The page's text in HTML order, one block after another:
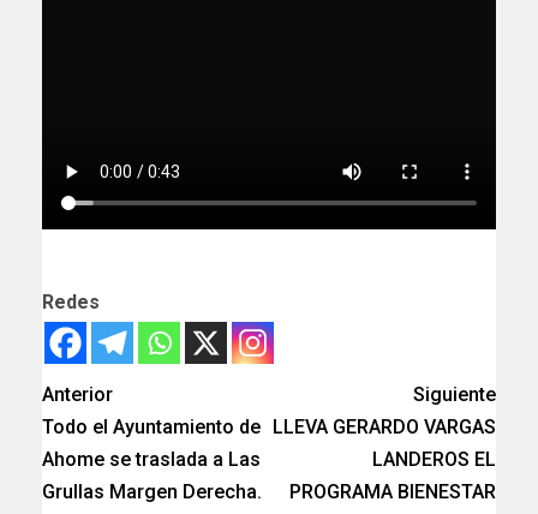
Redes
Anterior
Todo el Ayuntamiento de
Ahome se traslada a Las
Grullas Margen Derecha.
Siguiente
LLEVA GERARDO VARGAS
LANDEROS EL
PROGRAMA BIENESTAR